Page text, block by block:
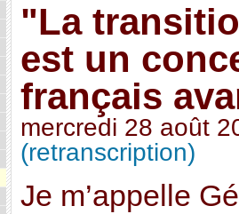
"La
est un
français
mercredi 28 août
(retranscription)
Je m’appelle